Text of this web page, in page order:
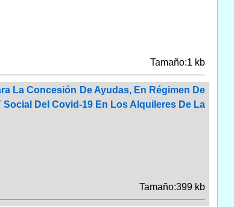
Tamaño:1 kb
La Concesión De Ayudas, En Régimen De
Del Covid-19 En Los Alquileres De La
Tamaño:399 kb